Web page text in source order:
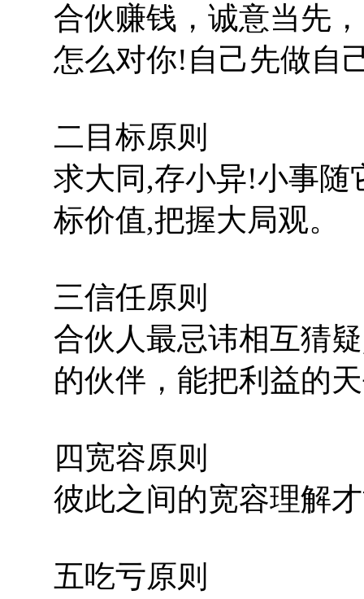
合伙赚钱，诚意当先
怎么对你!自己先做自
二目标原则
求大同,存小异!小事随
标价值,把握大局观。
三信任原则
合伙人最忌讳相互猜
的伙伴，能把利益的
四宽容原则
彼此之间的宽容理解
五吃亏原则